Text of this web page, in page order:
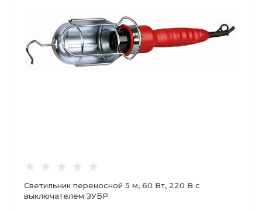
Светильник переносной 5 м, 60 Вт, 220 В с
выключателем ЗУБР